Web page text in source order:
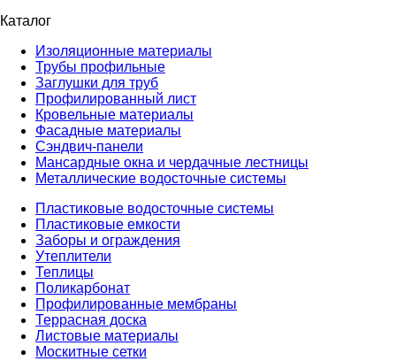
Каталог
Изоляционные материалы
Трубы профильные
Заглушки для труб
Профилированный лист
Кровельные материалы
Фасадные материалы
Сэндвич-панели
Мансардные окна и чердачные лестницы
Металлические водосточные системы
Пластиковые водосточные системы
Пластиковые емкости
Заборы и ограждения
Утеплители
Теплицы
Поликарбонат
Профилированные мембраны
Террасная доска
Листовые материалы
Москитные сетки